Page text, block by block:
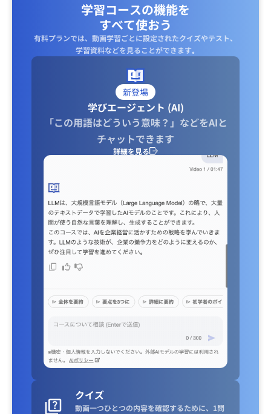
学習コースの機能を
すべて使おう
有料プランでは、動画学習ごとに設定されたクイズやテスト、
学習資料などを見ることができます｡
新登場
学びエージェント (AI)
「この用語はどういう意味？」などをAIと
チャットできます
詳細を見る
クイズ
動画一つひとつの内容を確認するために、1問